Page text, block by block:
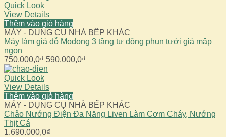
Quick Look
View Details
Thêm vào giỏ hàng
MÁY - DỤNG CỤ NHÀ BẾP KHÁC
Máy làm giá đỗ Modong 3 tầng tự động phun tưới giá mập
ngon
750.000,0₫ Giá
gốc
750.000,0₫.
590.000,0₫
Quick Look
View Details
Thêm vào giỏ hàng
MÁY - DỤNG CỤ NHÀ BẾP KHÁC
Chảo Nướng Điện Đa Năng Liven Làm Cơm Cháy, Nướng
Thịt Cá
1.690.000,0₫